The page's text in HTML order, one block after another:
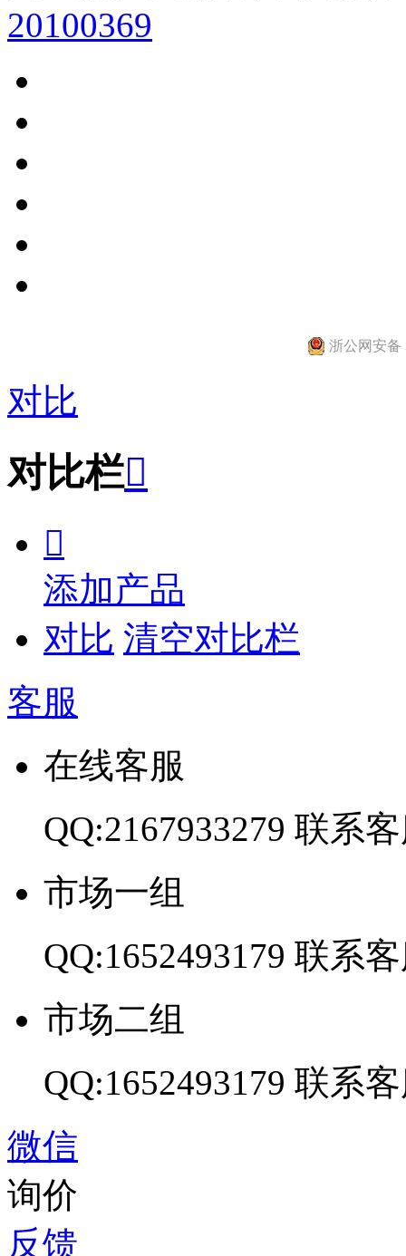
20100369
浙公网安备
对比
对比栏

添加产品
对比 清空对比栏
客服
在线客服
QQ:2167933279 联系
市场一组
QQ:1652493179 联系
市场二组
QQ:1652493179 联系
微信
询价
反馈